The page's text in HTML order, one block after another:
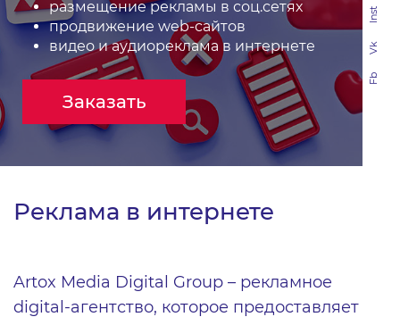
Fb
Vk
Inst
размещение рекламы в соц.сетях
продвижение web-сайтов
видео и аудиореклама в интернете
Заказать
Реклама в интернете
Artox Media Digital Group – рекламное
digital-агентство, которое предоставляет